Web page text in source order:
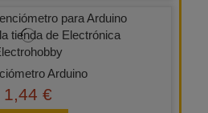
Arduino
1,44 €